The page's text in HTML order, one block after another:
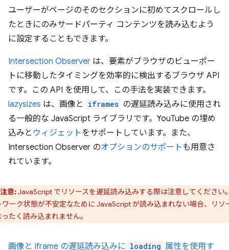
ユーザーがページのそのセクションに初めてスクロールし
たときにのみサードパーティ コンテンツを読み込むよう
に設定することもできます。
Intersection Observer は、要素がブラウザのビューポー
トに移動したタイミングを効率的に検出するブラウザ API
です。この API を使用して、この手法を実装できます。
lazysizes は、画像と iframes の遅延読み込みに使用され
る一般的な JavaScript ライブラリです。YouTube の埋め
込みと ウィジェットをサポートしています。また、
Intersection Observer のオプションのサポートも用意さ
れています。
注意:JavaScript でリソースを遅延読み込みする際は注意してください
ワーク状態が不安定なために JavaScript が読み込まれない場合、リソ
たく読み込まれません。
画像と iframe の遅延読み込みに loading 属性を使用す